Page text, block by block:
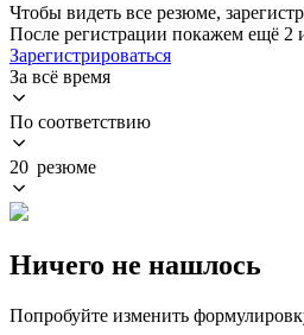
Чтобы видеть все резюме,
После регистрации покажем ещё 2
Зарегистрироваться
За всё время
По соответствию
20 резюме
Ничего не нашлось
Попробуйте изменить